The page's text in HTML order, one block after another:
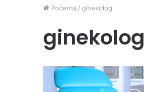
Početna / ginekolog
ginekolog